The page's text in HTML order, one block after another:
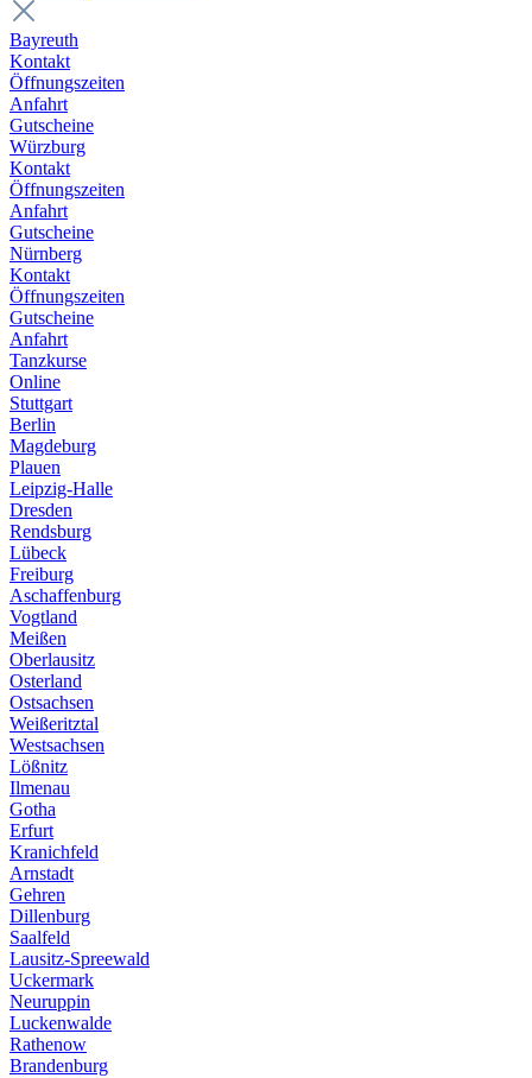
Bayreuth
Kontakt
Öffnungszeiten
Anfahrt
Gutscheine
Würzburg
Kontakt
Öffnungszeiten
Anfahrt
Gutscheine
Nürnberg
Kontakt
Öffnungszeiten
Gutscheine
Anfahrt
Tanzkurse
Online
Stuttgart
Berlin
Magdeburg
Plauen
Leipzig-Halle
Dresden
Rendsburg
Lübeck
Freiburg
Aschaffenburg
Vogtland
Meißen
Oberlausitz
Osterland
Ostsachsen
Weißeritztal
Westsachsen
Lößnitz
Ilmenau
Gotha
Erfurt
Kranichfeld
Arnstadt
Gehren
Dillenburg
Saalfeld
Lausitz-Spreewald
Uckermark
Neuruppin
Luckenwalde
Rathenow
Brandenburg